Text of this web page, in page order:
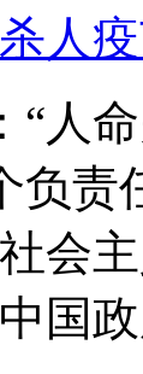
人疫
“人
负责
会
国